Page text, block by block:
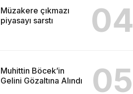
Müzakere çıkmazı
piyasayı sarstı
04
Muhittin Böcek’in
Gelini Gözaltına Alındı
05